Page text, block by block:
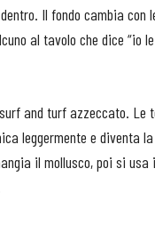
Il fondo cambia con
al tavolo che dice “io
and turf azzeccato.
leggermente e diventa
il mollusco, poi si